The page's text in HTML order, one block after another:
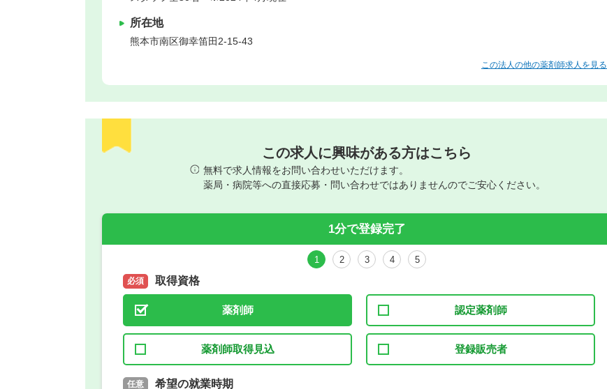
所在地
熊本市南区御幸笛田2-15-43
この法人の他の薬剤師求人を見る
この求人に興味がある方はこちら
無料で求人情報をお問い合わせいただけます。
薬局・病院等への直接応募・問い合わせではありませんのでご安心ください。
1分で登録完了
1 2 3 4 5
必須 取得資格
薬剤師 認定薬剤師
薬剤師取得見込 登録販売者
必須 取得予定年
任意 希望の就業時期